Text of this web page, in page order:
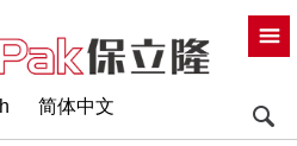
简体中文